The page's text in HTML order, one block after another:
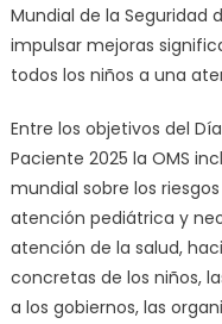
Mundial de la Seguridad
impulsar mejoras
todos los niños a una
Entre los objetivos del
Paciente 2025 la OMS
mundial sobre los
atención pediátrica y
atención de la salud,
concretas de los niños,
a los gobiernos, las